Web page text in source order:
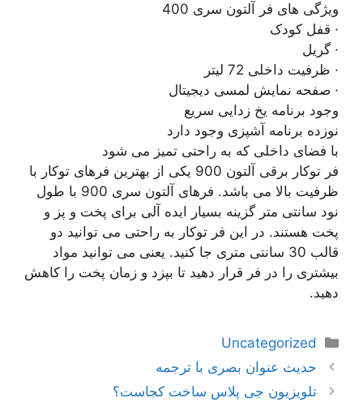
ویژگی های فر آلتون سری 400
· قفل کودک
· گریل
· ظرفیت داخلی 72 لیتر
· صفحه نمایش لمسی دیجیتال
وجود برنامه یخ زدایی سریع
نوزده برنامه آشپزی وجود دارد
با فضای داخلی که به راحتی تمیز می شود
فر توکار برقی آلتون 900 یکی از بهترین فرهای توکار با
ظرفیت بالا می باشد. فرهای آلتون سری 900 با طول
نود سانتی متر گزینه بسیار ایده آلی برای پخت و پز و
پخت هستند. در این فر توکار به راحتی می توانید دو
قالب 30 سانتی متری جا کنید. یعنی می توانید مواد
بیشتری را در فر قرار دهید تا بپزد و زمان پخت را کاهش
دهید.
دسته‌ها
Uncategorized
ناوبری
نوشته‌ها
حدیث عنوان بصری با ترجمه
تلویزیون جی پلاس ساخت کجاست؟